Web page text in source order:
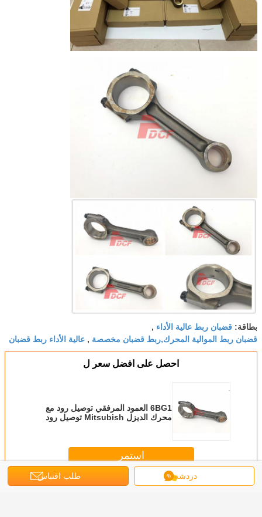
بطاقة: قضبان ربط عالية الأداء ,
قضبان ربط الموالية المحرك,ربط قضبان مخصصة , عالية الأداء ربط قضبان
احصل على افضل سعر ل
6BG1 العمود المرفقي توصيل رود مع
محرك الديزل Mitsubish توصيل رود
استمر
أكثرمحرك توصيل رود
دردشة طلب اقتباس